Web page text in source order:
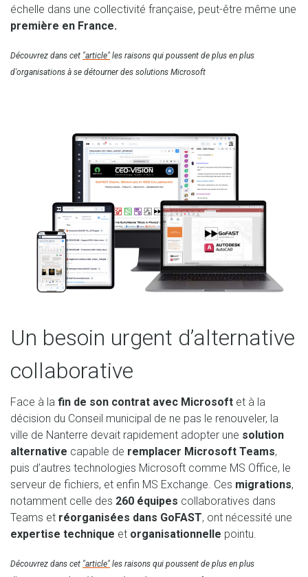
échelle dans une collectivité française, peut-être même une
première en France.
Découvrez dans cet "article" les raisons qui poussent de plus en plus
d'organisations à se détourner des solutions Microsoft
Un besoin urgent d’alternative
collaborative
Face à la fin de son contrat avec Microsoft et à la
décision du Conseil municipal de ne pas le renouveler, la
ville de Nanterre devait rapidement adopter une solution
alternative capable de remplacer Microsoft Teams,
puis d’autres technologies Microsoft comme MS Office, le
serveur de fichiers, et enfin MS Exchange. Ces migrations,
notamment celle des 260 équipes collaboratives dans
Teams et réorganisées dans GoFAST, ont nécessité une
expertise technique et organisationnelle pointu.
Découvrez dans cet "article" les raisons qui poussent de plus en plus